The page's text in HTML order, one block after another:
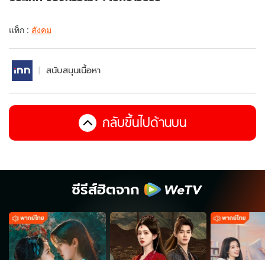
แท็ก : สังคม
สนับสนุนเนื้อหา
กลับขึ้นไปด้านบน
ซีรีส์ฮิตจาก